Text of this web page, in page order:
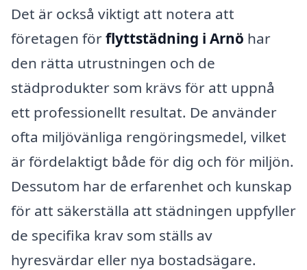
Det är också viktigt att notera att
företagen förflyttstädning i Arnö har
den rätta utrustningen och de
städprodukter som krävs för att uppnå
ett professionellt resultat. De använder
ofta miljövänliga rengöringsmedel, vilket
är fördelaktigt både för dig och för miljön.
Dessutom har de erfarenhet och kunskap
för att säkerställa att städningen uppfyller
de specifika krav som ställs av
hyresvärdar eller nya bostadsägare.